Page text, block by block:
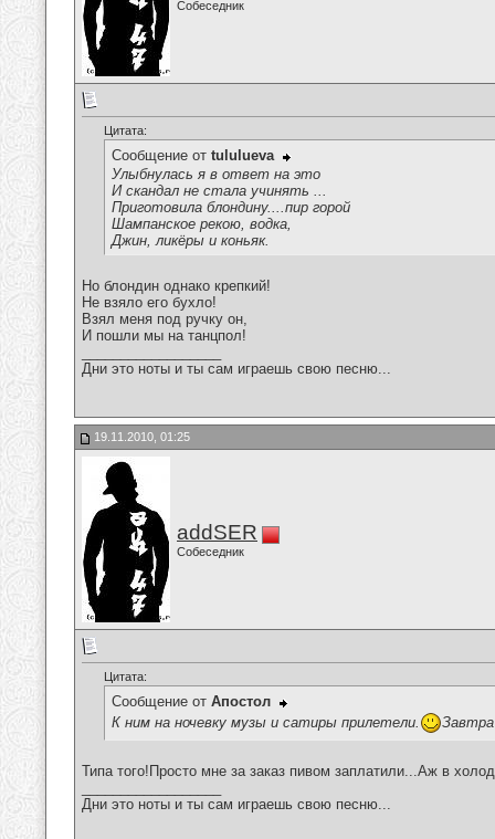
Собеседник
Цитата:
Сообщение от tululueva
Улыбнулась я в ответ на это
И скандал не стала учинять ...
Приготовила блондину....пир горой
Шампанское рекою, водка,
Джин, ликёры и коньяк.
Но блондин однако крепкий!
Не взяло его бухло!
Взял меня под ручку он,
И пошли мы на танцпол!
Дни это ноты и ты сам играешь свою песню...
19.11.2010, 01:25
addSER
Собеседник
Цитата:
Сообщение от Апостол
К ним на ночевку музы и сатиры прилетели.
Типа того!Просто мне за заказ пивом заплатили...Аж в
Дни это ноты и ты сам играешь свою песню...